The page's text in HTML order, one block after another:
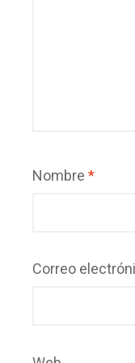
Nombre *
Correo